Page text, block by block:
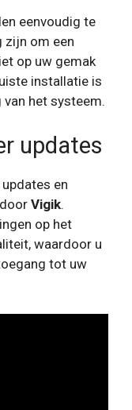
eenvoudig te
om een
op uw gemak
installatie is
het systeem.
updates
en
Vigik.
op het
waardoor u
tot uw